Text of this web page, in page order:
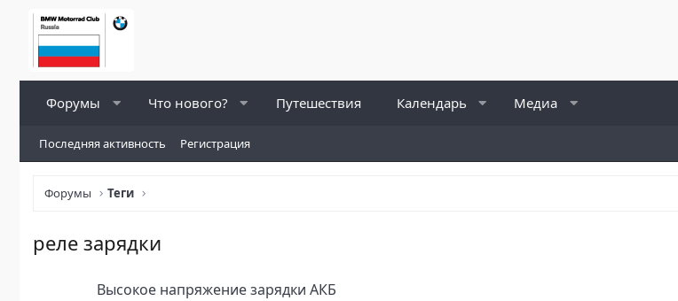
Форумы Что нового? Путешествия Календарь Медиа
Последняя активность Регистрация
Форумы Теги
реле зарядки
Высокое напряжение зарядки АКБ